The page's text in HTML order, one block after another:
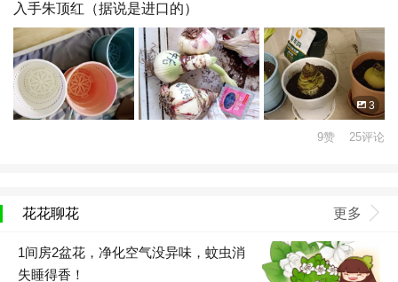
入手朱顶红（据说是进口的）
3
9赞 25评论
花花聊花 更多
1间房2盆花，净化空气没异味，蚊虫消
失睡得香！